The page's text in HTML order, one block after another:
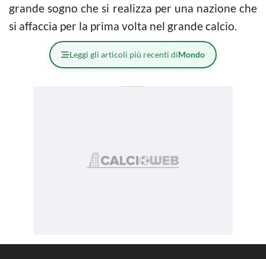
grande sogno che si realizza per una nazione che
si affaccia per la prima volta nel grande calcio.
Leggi gli articoli più recenti diMondo